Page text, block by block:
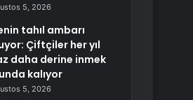
5, 2026
tahıl ambarı
Çiftçiler her yıl
daha derine inmek
kalıyor
5, 2026